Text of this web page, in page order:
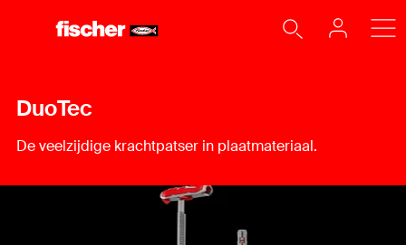
DuoTec
De veelzijdige krachtpatser in plaatmateriaal.